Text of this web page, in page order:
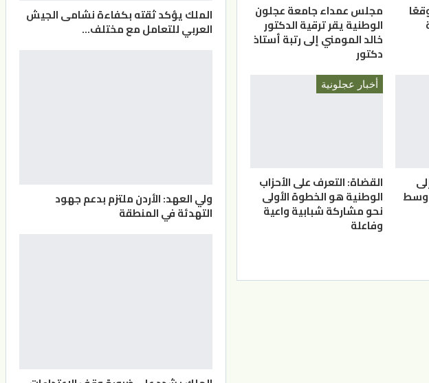
مجلس عمداء جامعة عجلون
الوطنية يقر ترقية الدكتور
خالد المومني إلى رتبة أستاذ
دكتور
وسط
أخبار عجلونية
القضاة: التعرف على الأحزاب
الوطنية هو الخطوة الأولى
نحو مشاركة شبابية واعية
وفاعلة
الملك يؤكد ثقته بكفاءة نشامى الجيش
العربي للتعامل مع مختلف…
ولي العهد: الأردن ملتزم بدعم جهود
التهدئة في المنطقة